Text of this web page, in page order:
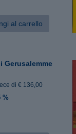
al carrello
Gerusalemme
di € 136,00
%